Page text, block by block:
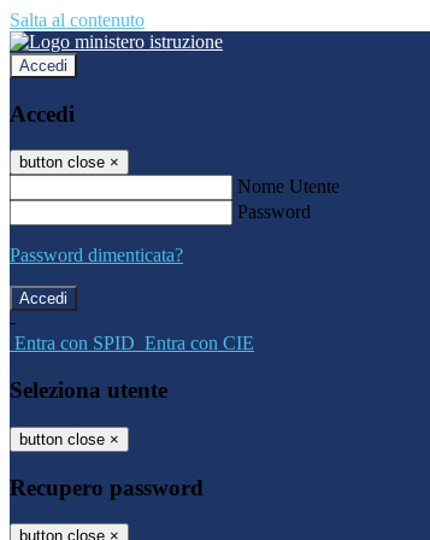
Salta al contenuto
Accedi
Accedi
button close ×
Nome Utente
Password
Password dimenticata?
-
Entra con SPID Entra con CIE
Seleziona utente
button close ×
Recupero password
button close ×